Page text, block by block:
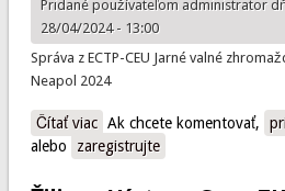
Pridané používateľom administrator
28/04/2024 - 13:00
Správa z ECTP-CEU Jarné valné
Neapol 2024
Čítať viaco Jarné Valné zhromaždenie
Ak chcete komentovať,
alebo
zaregistrujte